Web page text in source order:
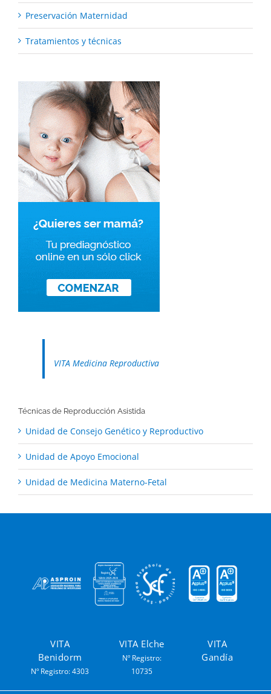
Preservación Maternidad
Tratamientos y técnicas
VITA Medicina Reproductiva
Técnicas de Reproducción Asistida
Unidad de Consejo Genético y Reproductivo
Unidad de Apoyo Emocional
Unidad de Medicina Materno-Fetal
VITA
Benidorm
Nº Registro: 4303
VITA Elche
Nº Registro:
10735
VITA
Gandía